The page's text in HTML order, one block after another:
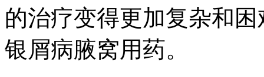
的治疗变得更加复杂和
银屑病腋窝用药。